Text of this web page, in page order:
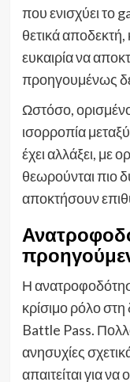
που ενισχύει το
θετικά αποδεκτή,
ευκαιρία να
προηγουμένως
Ωστόσο,
ισορροπία
έχει αλλάξει, με
θεωρούνται πιο
αποκτήσουν
Η
κρίσιμο ρόλο
Battle Pass.
ανησυχίες
απαιτείται για